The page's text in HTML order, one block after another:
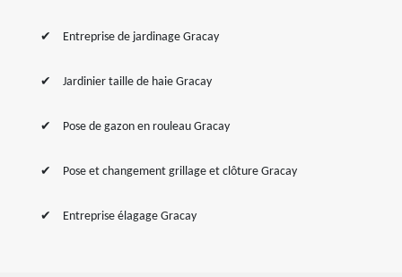
Entreprise de jardinage Gracay
Jardinier taille de haie Gracay
Pose de gazon en rouleau Gracay
Pose et changement grillage et clôture Gracay
Entreprise élagage Gracay